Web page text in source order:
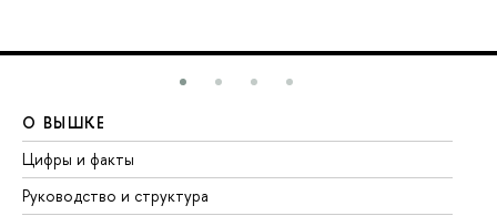
О ВЫШКЕ
Цифры и факты
Руководство и структура